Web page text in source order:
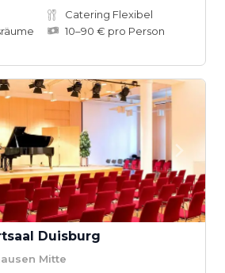
Catering Flexibel
10–90 € pro Person
Duisburg
Mitte